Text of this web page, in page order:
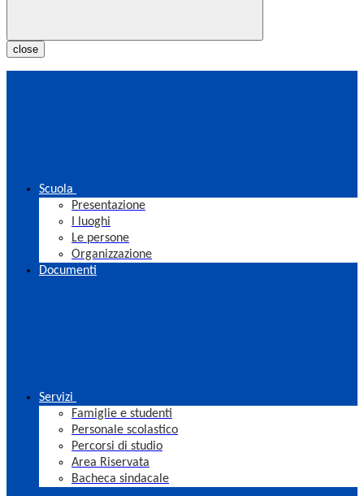
close
Scuola
Presentazione
I luoghi
Le persone
Organizzazione
Documenti
Servizi
Famiglie e studenti
Personale scolastico
Percorsi di studio
Area Riservata
Bacheca sindacale